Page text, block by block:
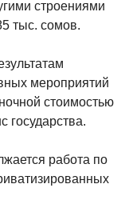
строениями
тыс. сомов.
мероприятий
стоимостью
государства.
работа по